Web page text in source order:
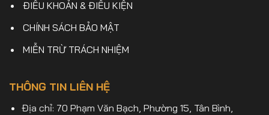
ĐIỀU KHOẢN & ĐIỀU KIỆN
CHÍNH SÁCH BẢO MẬT
MIỄN TRỪ TRÁCH NHIỆM
THÔNG TIN LIÊN HỆ
Địa chỉ: 70 Phạm Văn Bạch, Phường 15, Tân Bình,